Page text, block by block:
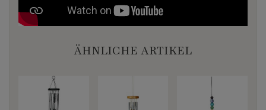
ÄHNLICHE ARTIKEL